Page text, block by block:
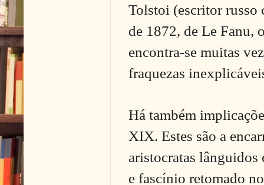
Tolstoi (escritor
de 1872, de Le Fanu,
encontra-se muitas
fraquezas
Há também
XIX. Estes são a
aristocratas lânguidos
e fascínio retomado